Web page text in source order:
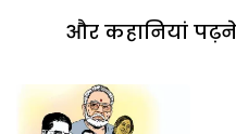
और कहानियां